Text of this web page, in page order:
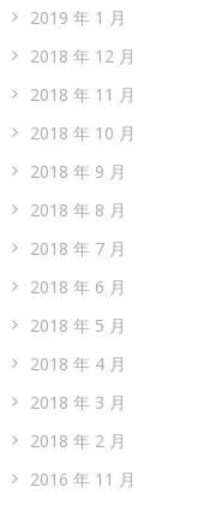
2019 年 1 月
2018 年 12 月
2018 年 11 月
2018 年 10 月
2018 年 9 月
2018 年 8 月
2018 年 7 月
2018 年 6 月
2018 年 5 月
2018 年 4 月
2018 年 3 月
2018 年 2 月
2016 年 11 月